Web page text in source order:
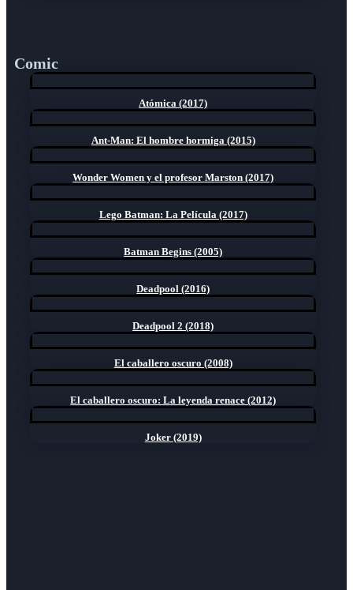
Comic
Atómica (2017)
Ant-Man: El hombre hormiga (2015)
Wonder Women y el profesor Marston (2017)
Lego Batman: La Película (2017)
Batman Begins (2005)
Deadpool (2016)
Deadpool 2 (2018)
El caballero oscuro (2008)
El caballero oscuro: La leyenda renace (2012)
Joker (2019)